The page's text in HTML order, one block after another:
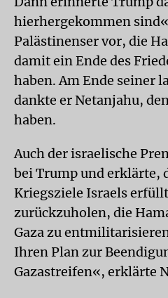
hierhergekommen
Palästinenser vor, die
damit ein Ende des
haben. Am Ende seiner
dankte er Netanjahu,
haben.
Auch der israelische
bei Trump und erklärte,
Kriegsziele Israels
zurückzuholen, die
Gaza zu
Ihren Plan zur
Gazastreifen«, erklärte